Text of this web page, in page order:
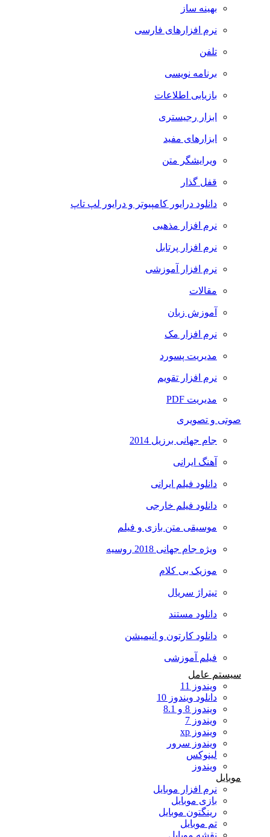
بهینه ساز
نرم افزارهای فارسی
تلفن
برنامه نویسی
بازیابی اطلاعات
ابزار رجیستری
ابزارهای مفید
ویرایشگر متن
قفل گذار
دانلود درایور کامپیوتر و درایور لپ تاپ
نرم افزار مذهبی
نرم افزار پرتابل
نرم افزار آموزشی
مقالات
آموزش زبان
نرم افزار مک
مدیریت پسورد
نرم افزار تقویم
مدیریت PDF
صوتی و تصویری
جام جهانی برزیل 2014
آهنگ ایرانی
دانلود فیلم ایرانی
دانلود فیلم خارجی
موسیقی متن بازی و فیلم
ویژه جام جهانی 2018 روسیه
موزیک بی کلام
تیتراژ سریال
دانلود مستند
دانلود کارتون و انیمیشن
فیلم آموزشی
سیستم عامل
ویندوز 11
دانلود ویندوز 10
ویندوز 8 و 8.1
ویندوز 7
ویندوز xp
ویندوز سرور
لینوکس
ویندوز
نرم افزار موبایل
بازی موبایل
رینگتون موبایل
تم موبایل
نقشه موبایل